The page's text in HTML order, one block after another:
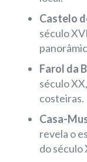
Castelo
século
Farol da
século
costeiras.
Casa-
revela o
do século